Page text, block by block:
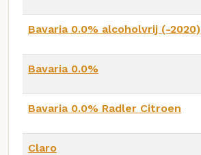
Bavaria 0.0% alcoholvrij (-2020)
Bavaria 0.0%
Bavaria 0.0% Radler Citroen
Claro